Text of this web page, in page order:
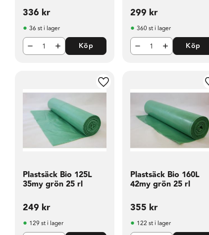
336 kr
36 st i lager
Köp
299 kr
360 st i lager
Köp
Plastsäck Bio 125L
35my grön 25 rl
249 kr
Lägg till i favoriter
129 st i lager
Plastsäck Bio 160L
42my grön 25 rl
355 kr
122 st i lager